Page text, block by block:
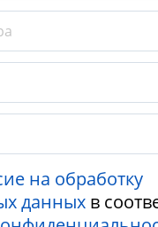
на обработку
данных в